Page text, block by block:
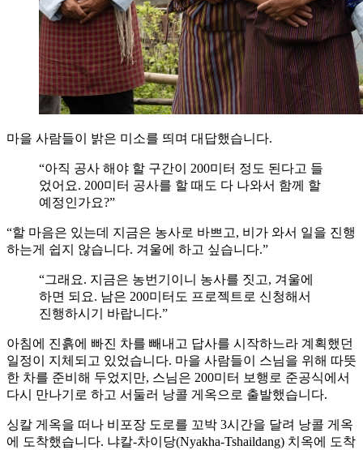
마을 사람들이 밝은 미소를 띄며 대답했습니다.
“아직 공사 해야 할 구간이 200미터 정도 된다고 들
었어요. 200미터 공사를 할 때도 다 나와서 함께 할
예정인가요?”
“할 마음은 있는데 지금은 농사로 바쁘고, 비가 와서 일을 진행
하는게 쉽지 않습니다. 겨울에 하고 싶습니다.”
“그래요. 지금은 농번기이니 농사를 짓고, 겨울에
하면 되요. 남은 200미터도 프로젝트로 신청해서
진행하시기 바랍니다.”
아침에 진흙에 빠진 차를 빼내고 답사를 시작하느라 계획했던
일정이 지체되고 있었습니다. 마을 사람들이 스님을 위해 따뜻
한 차를 준비해 두었지만, 스님은 200미터 보행로 준공식에서
다시 만나기로 하고 서둘러 낭콜 게옥으로 출발했습니다.
싱칼 게옥을 떠나 비포장 도로를 꼬박 3시간을 달려 낭콜 게옥
에 도착했습니다. 냐칼-차이당(Nyakha-Tshaildang) 치옥에 도착